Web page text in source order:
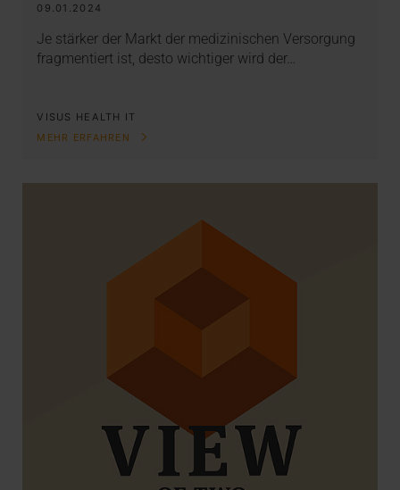
09.01.2024
Je stärker der Markt der medizinischen Versorgung
fragmentiert ist, desto wichtiger wird der…
VISUS HEALTH IT
MEHR ERFAHREN